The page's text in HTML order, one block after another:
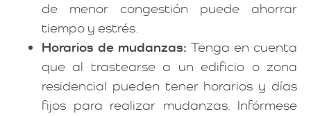
de menor congestión puede ahorrar
tiempo y estrés.
Horarios de mudanzas: Tenga en cuenta
que al trastearse a un edificio o zona
residencial pueden tener horarios y días
fijos para realizar mudanzas. Infórmese